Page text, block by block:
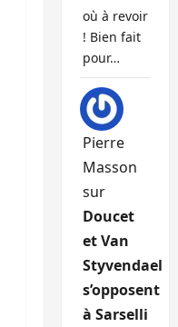
où à revoir
! Bien fait
pour…
Pierre
Masson
sur
Doucet
et Van
Styvendael
s’opposent
à Sarselli